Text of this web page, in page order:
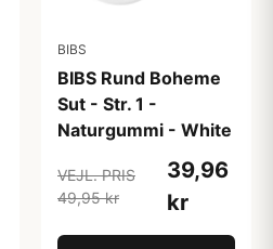
BIBS
BIBS Rund Boheme
Sut - Str. 1 -
Naturgummi - White
VEJL. PRIS
49,95 kr
39,96
kr